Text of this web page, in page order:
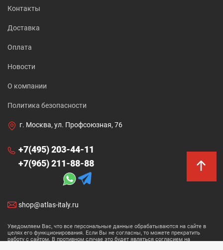
Контакты
Доставка
Оплата
Новости
О компании
Политика безопасности
г. Москва, ул. Профсоюзная, 76
+7(495) 203-44-11
+7(965) 211-88-88
shop@atlas-italy.ru
Уведомляем Вас, что все персональные данные обрабатываются на сайте в
целях его функционирования. Если Вы не согласны, то можете прекратить
работу с сайтом. В противном случае это будет являться согласием на